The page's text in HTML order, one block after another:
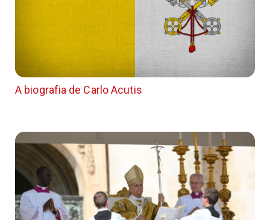
A biografia de Carlo Acutis